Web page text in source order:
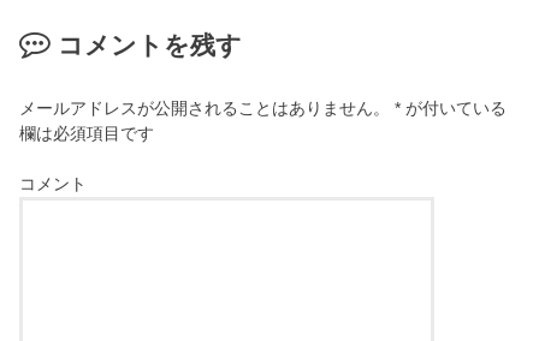
コメントを残す
メールアドレスが公開されることはありません。 * が付いている
欄は必須項目です
コメント